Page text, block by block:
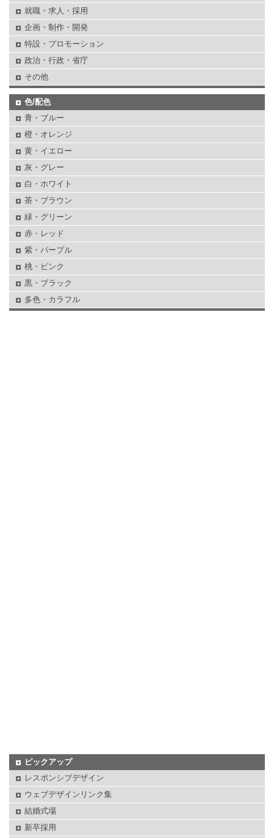
就職・求人・採用
企画・制作・開発
特設・プロモーション
政治・行政・省庁
その他
色/配色
青・ブルー
橙・オレンジ
黄・イエロー
灰・グレー
白・ホワイト
茶・ブラウン
緑・グリーン
赤・レッド
紫・パープル
桃・ピンク
黒・ブラック
多色・カラフル
ピックアップ
レスポンシブデザイン
ウェブデザインリンク集
結婚式場
新卒採用